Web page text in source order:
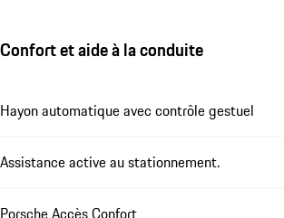
Confort et aide à la conduite
Hayon automatique avec contrôle gestuel
Assistance active au stationnement.
Porsche Accès Confort